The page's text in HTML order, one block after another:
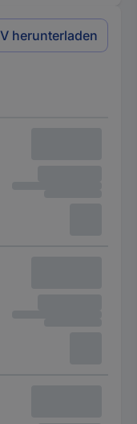
herunterladen